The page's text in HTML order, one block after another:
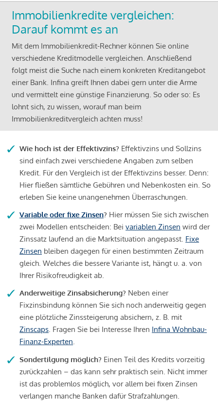
Immobilienkredite vergleichen:
Darauf kommt es an
Mit dem Immobilienkredit-Rechner können Sie online
verschiedene Kreditmodelle vergleichen. Anschließend
folgt meist die Suche nach einem konkreten Kreditangebot
einer Bank. Infina greift Ihnen dabei gern unter die Arme
und vermittelt eine günstige Finanzierung. So oder so: Es
lohnt sich, zu wissen, worauf man beim
Immobilienkreditvergleich achten muss!
Wie hoch ist der Effektivzins? Effektivzins und Sollzins
sind einfach zwei verschiedene Angaben zum selben
Kredit. Für den Vergleich ist der Effektivzins besser. Denn:
Hier fließen sämtliche Gebühren und Nebenkosten ein. So
erleben Sie keine unangenehmen Überraschungen.
Variable oder fixe Zinsen? Hier müssen Sie sich zwischen
zwei Modellen entscheiden: Bei variablen Zinsen wird der
Zinssatz laufend an die Marktsituation angepasst. Fixe
Zinsen bleiben dagegen für einen bestimmten Zeitraum
gleich. Welches die bessere Variante ist, hängt u. a. von
Ihrer Risikofreudigkeit ab.
Anderweitige Zinsabsicherung? Neben einer
Fixzinsbindung können Sie sich noch anderweitig gegen
eine plötzliche Zinssteigerung absichern, z. B. mit
Zinscaps. Fragen Sie bei Interesse Ihren Infina Wohnbau-
Finanz-Experten.
Sondertilgung möglich? Einen Teil des Kredits vorzeitig
zurückzahlen – das kann sehr praktisch sein. Nicht immer
ist das problemlos möglich, vor allem bei fixen Zinsen
verlangen manche Banken dafür Strafzahlungen.